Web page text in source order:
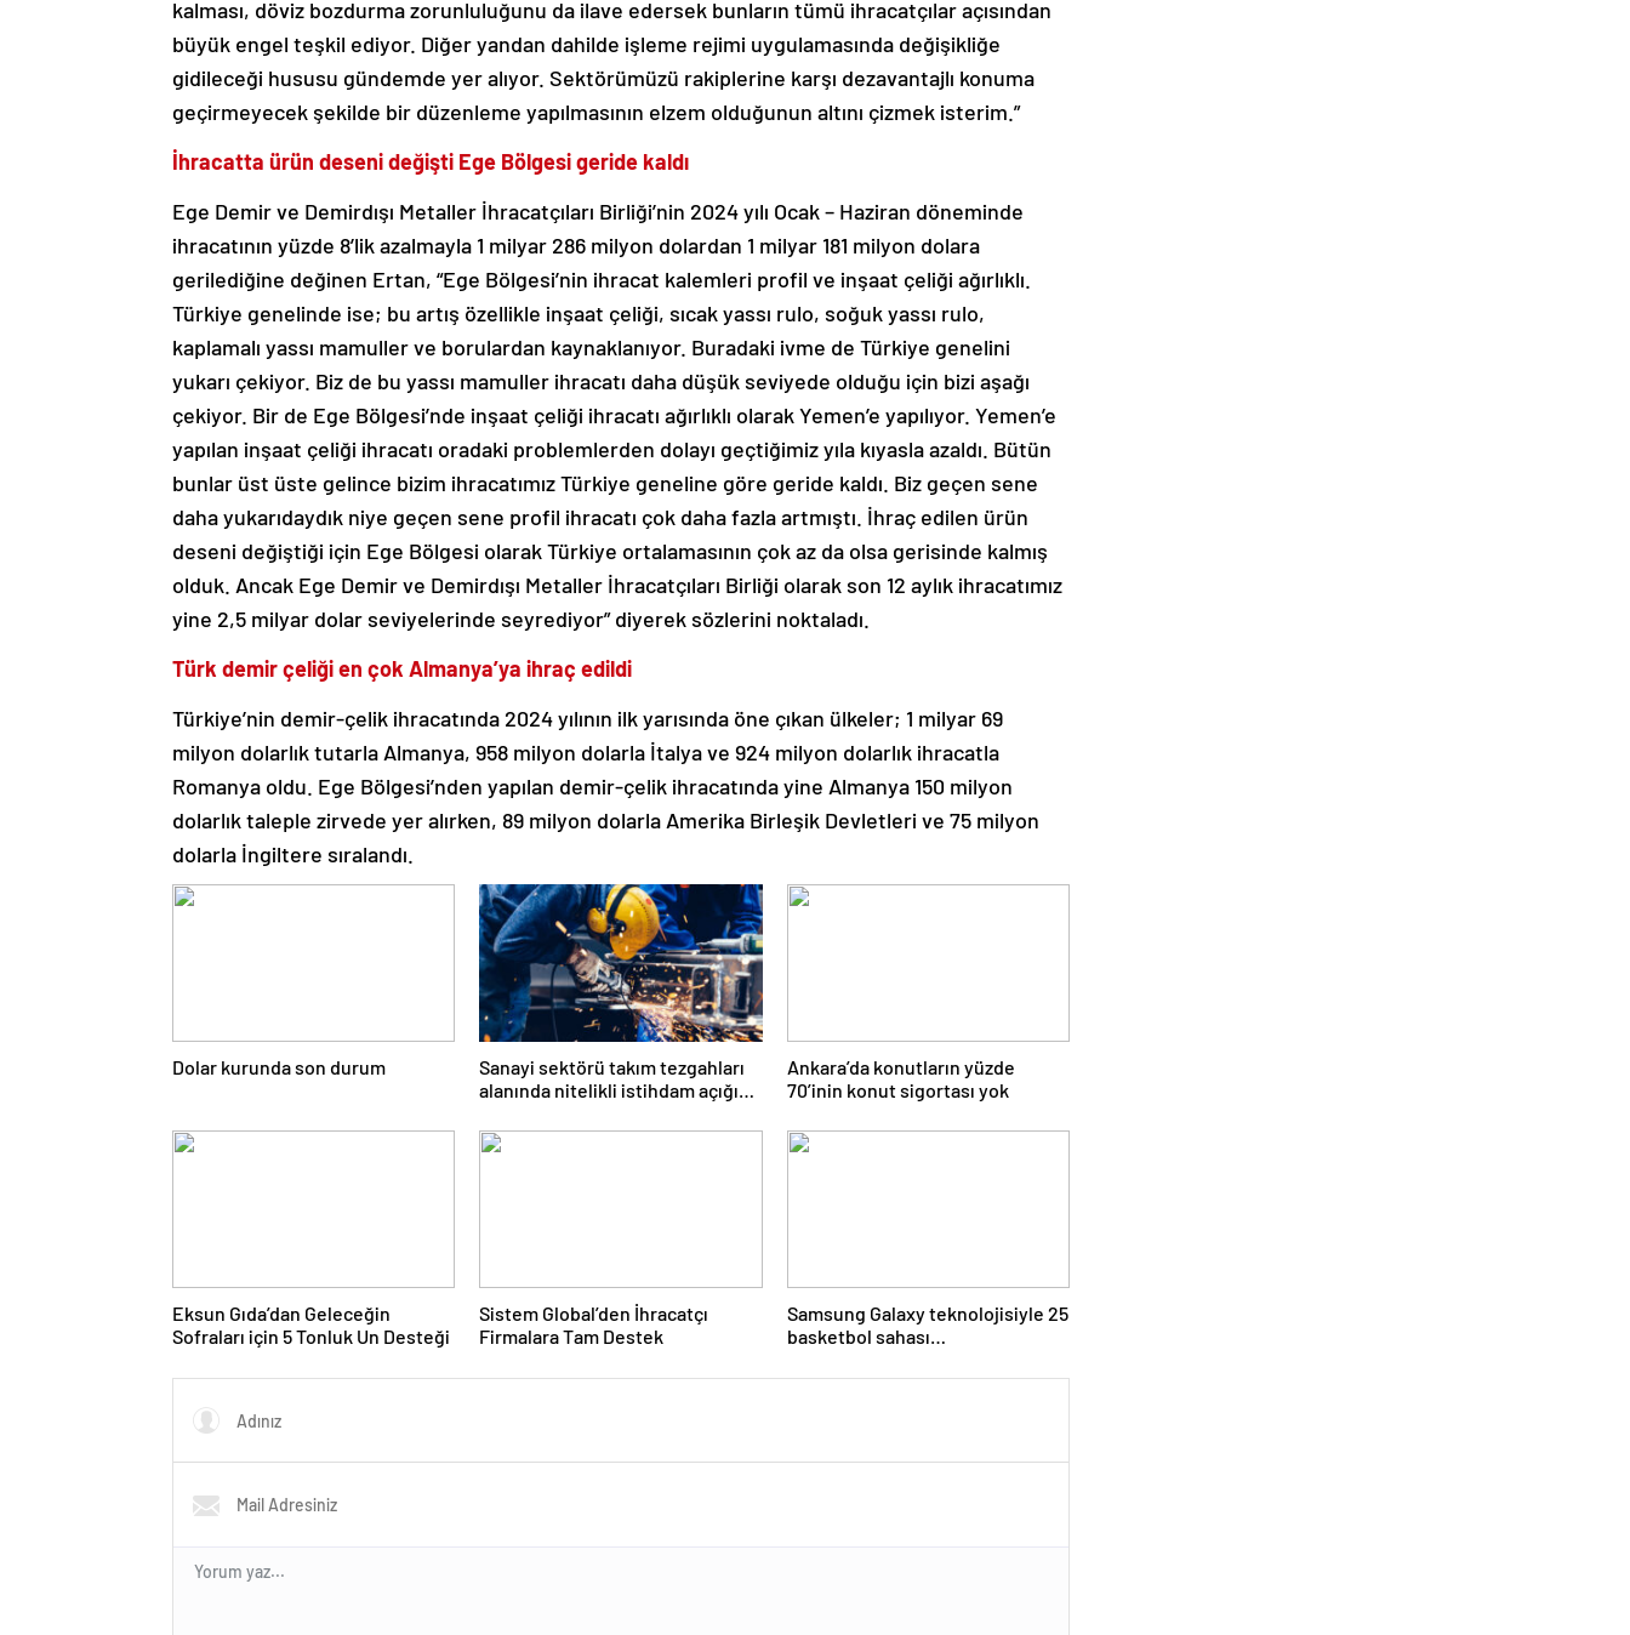
kalması, döviz bozdurma zorunluluğunu da ilave edersek bunların tümü ihracatçılar açısından
büyük engel teşkil ediyor. Diğer yandan dahilde işleme rejimi uygulamasında değişikliğe
gidileceği hususu gündemde yer alıyor. Sektörümüzü rakiplerine karşı dezavantajlı konuma
geçirmeyecek şekilde bir düzenleme yapılmasının elzem olduğunun altını çizmek isterim.”
İhracatta ürün deseni değişti Ege Bölgesi geride kaldı
Ege Demir ve Demirdışı Metaller İhracatçıları Birliği’nin 2024 yılı Ocak – Haziran döneminde
ihracatının yüzde 8’lik azalmayla 1 milyar 286 milyon dolardan 1 milyar 181 milyon dolara
gerilediğine değinen Ertan, “Ege Bölgesi’nin ihracat kalemleri profil ve inşaat çeliği ağırlıklı.
Türkiye genelinde ise; bu artış özellikle inşaat çeliği, sıcak yassı rulo, soğuk yassı rulo,
kaplamalı yassı mamuller ve borulardan kaynaklanıyor. Buradaki ivme de Türkiye genelini
yukarı çekiyor. Biz de bu yassı mamuller ihracatı daha düşük seviyede olduğu için bizi aşağı
çekiyor. Bir de Ege Bölgesi’nde inşaat çeliği ihracatı ağırlıklı olarak Yemen’e yapılıyor. Yemen’e
yapılan inşaat çeliği ihracatı oradaki problemlerden dolayı geçtiğimiz yıla kıyasla azaldı. Bütün
bunlar üst üste gelince bizim ihracatımız Türkiye geneline göre geride kaldı. Biz geçen sene
daha yukarıdaydık niye geçen sene profil ihracatı çok daha fazla artmıştı. İhraç edilen ürün
deseni değiştiği için Ege Bölgesi olarak Türkiye ortalamasının çok az da olsa gerisinde kalmış
olduk. Ancak Ege Demir ve Demirdışı Metaller İhracatçıları Birliği olarak son 12 aylık ihracatımız
yine 2,5 milyar dolar seviyelerinde seyrediyor” diyerek sözlerini noktaladı.
Türk demir çeliği en çok Almanya’ya ihraç edildi
Türkiye’nin demir-çelik ihracatında 2024 yılının ilk yarısında öne çıkan ülkeler; 1 milyar 69
milyon dolarlık tutarla Almanya, 958 milyon dolarla İtalya ve 924 milyon dolarlık ihracatla
Romanya oldu. Ege Bölgesi’nden yapılan demir-çelik ihracatında yine Almanya 150 milyon
dolarlık taleple zirvede yer alırken, 89 milyon dolarla Amerika Birleşik Devletleri ve 75 milyon
dolarla İngiltere sıralandı.
Dolar kurunda son durum
Sanayi sektörü takım tezgahları
alanında nitelikli istihdam açığı
Ankara’da konutların yüzde
70’inin konut sigortası yok
Eksun Gıda’dan Geleceğin
Sofraları için 5 Tonluk Un Desteği
Sistem Global’den İhracatçı
Firmalara Tam Destek
Samsung Galaxy teknolojisiyle 25
basketbol sahası
habitatı restore edildi